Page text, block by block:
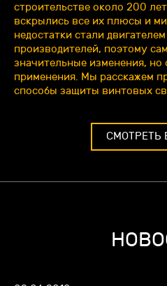
строительстве около 200
вскрылись все их плюсы и
недостатки стали
производителей, поэтому
значительные изменения, но
применения. Мы расскажем
способы защиты винтовых
СМОТРЕТЬ